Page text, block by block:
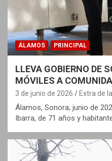
ÁLAMOS PRINCIPAL
LLEVA GOBIERNO DE
MÓVILES A
3 de junio de 2026 Extra de
Álamos, Sonora; junio de
Ibarra, de 71 años y